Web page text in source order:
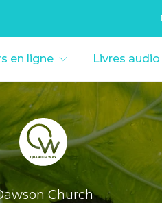
en ligne Livres audio
Church